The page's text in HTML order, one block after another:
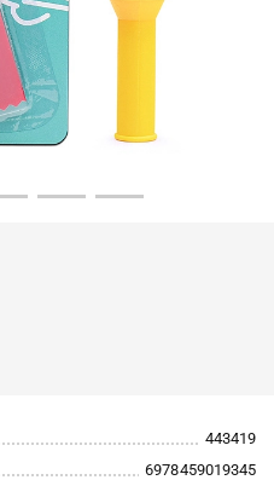
443419
6978459019345